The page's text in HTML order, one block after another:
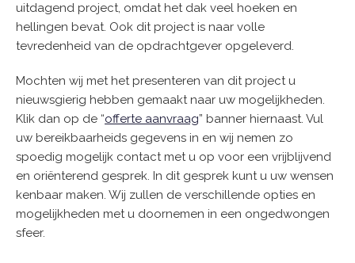
uitdagend project, omdat het dak veel hoeken en
hellingen bevat. Ook dit project is naar volle
tevredenheid van de opdrachtgever opgeleverd.
Mochten wij met het presenteren van dit project u
nieuwsgierig hebben gemaakt naar uw mogelijkheden.
Klik dan op de “offerte aanvraag” banner hiernaast. Vul
uw bereikbaarheids gegevens in en wij nemen zo
spoedig mogelijk contact met u op voor een vrijblijvend
en oriënterend gesprek. In dit gesprek kunt u uw wensen
kenbaar maken. Wij zullen de verschillende opties en
mogelijkheden met u doornemen in een ongedwongen
sfeer.